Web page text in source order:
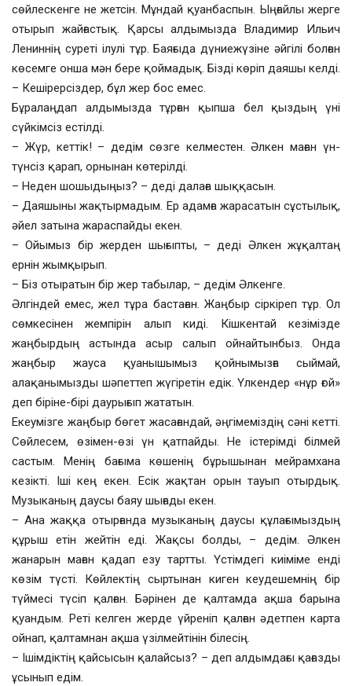
сөйлескенге не жетсін. Мұндай қуанбаспын. Ыңғайлы жерге
отырып жайғастық. Қарсы алдымызда Владимир Ильич
Лениннің суреті ілулі тұр. Баяғыда дүниежүзіне әйгілі болған
көсемге онша мән бере қоймадық. Бізді көріп даяшы келді.
– Кешірерсіздер, бұл жер бос емес.
Бұралаңдап алдымызда тұрған қыпша бел қыздың үні
сүйкімсіз естілді.
– Жүр, кеттік! – дедім сөзге келместен. Әлкен маған үн-
түнсіз қарап, орнынан көтерілді.
– Неден шошыдыңыз? – деді далаға шыққасын.
– Даяшыны жақтырмадым. Ер адамға жарасатын сұстылық,
әйел затына жараспайды екен.
– Ойымыз бір жерден шығыпты, – деді Әлкен жұқалтаң
ернін жымқырып.
– Біз отыратын бір жер табылар, – дедім Әлкенге.
Әлгіндей емес, жел тұра бастаған. Жаңбыр сіркіреп тұр. Ол
сөмкесінен жемпірін алып киді. Кішкентай кезімізде
жаңбырдың астында асыр салып ойнайтынбыз. Онда
жаңбыр жауса қуанышымыз қойнымызға сыймай,
алақанымызды шәпеттеп жүгіретін едік. Үлкендер «нұр ғой»
деп біріне-бірі даурығып жататын.
Екеумізге жаңбыр бөгет жасағандай, әңгімеміздің сәні кетті.
Сөйлесем, өзімен-өзі үн қатпайды. Не істерімді білмей
састым. Менің бағыма көшенің бұрышынан мейрамхана
кезікті. Іші кең екен. Есік жақтан орын тауып отырдық.
Музыканың даусы баяу шығады екен.
– Ана жаққа отырғанда музыканың даусы құлағымыздың
құрыш етін жейтін еді. Жақсы болды, – дедім. Әлкен
жанарын маған қадап езу тартты. Үстімдегі киіміме енді
көзім түсті. Көйлектің сыртынан киген кеудешемнің бір
түймесі түсіп қалған. Бәрінен де қалтамда ақша барына
қуандым. Реті келген жерде үйреніп қалған әдетпен карта
ойнап, қалтамнан ақша үзілмейтінін білесің.
– Ішімдіктің қайсысын қалайсыз? – деп алдымдағы қағазды
ұсынып едім.